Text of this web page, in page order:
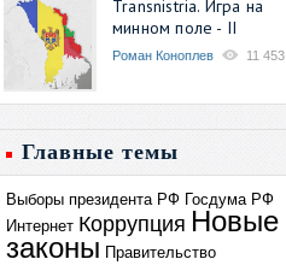
Transnistria. Игра на
минном поле - II
Роман Коноплев 11 453
Главные темы
Выборы президента РФ Госдума РФ
Интернет Коррупция Новые
законы Правительство